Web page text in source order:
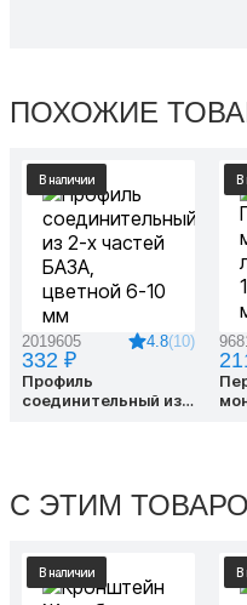
ПОХОЖИЕ
В наличии
2019605 4.8(10)
332 ₽
Профиль
соединительный из
В
С ЭТИМ
В наличии В